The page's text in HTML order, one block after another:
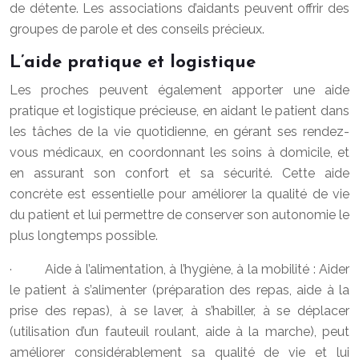
de détente. Les associations d’aidants peuvent offrir des
groupes de parole et des conseils précieux.
L’aide pratique et logistique
Les proches peuvent également apporter une aide
pratique et logistique précieuse, en aidant le patient dans
les tâches de la vie quotidienne, en gérant ses rendez-
vous médicaux, en coordonnant les soins à domicile, et
en assurant son confort et sa sécurité. Cette aide
concrète est essentielle pour améliorer la qualité de vie
du patient et lui permettre de conserver son autonomie le
plus longtemps possible.
· Aide à l’alimentation, à l’hygiène, à la mobilité : Aider
le patient à s’alimenter (préparation des repas, aide à la
prise des repas), à se laver, à s’habiller, à se déplacer
(utilisation d’un fauteuil roulant, aide à la marche), peut
améliorer considérablement sa qualité de vie et lui